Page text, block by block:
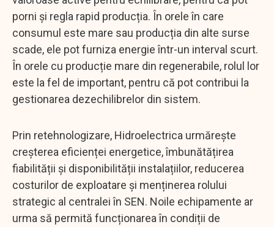
porni și regla rapid producția. În orele în care
consumul este mare sau producția din alte surse
scade, ele pot furniza energie într-un interval scurt.
În orele cu producție mare din regenerabile, rolul lor
este la fel de important, pentru că pot contribui la
gestionarea dezechilibrelor din sistem.
Prin retehnologizare, Hidroelectrica urmărește
creșterea eficienței energetice, îmbunătățirea
fiabilității și disponibilității instalațiilor, reducerea
costurilor de exploatare și menținerea rolului
strategic al centralei în SEN. Noile echipamente ar
urma să permită funcționarea în condiții de